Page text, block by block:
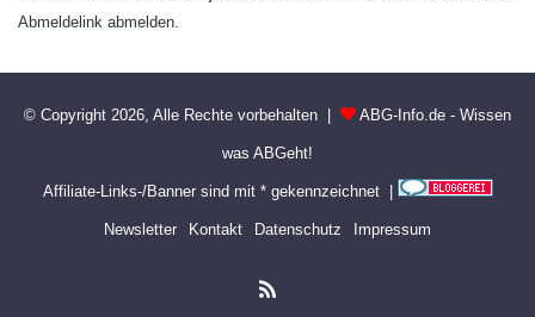
Abmeldelink abmelden.
© Copyright 2026, Alle Rechte vorbehalten | ABG-Info.de - Wissen
was ABGeht!
Affiliate-Links-/Banner sind mit * gekennzeichnet |
Newsletter Kontakt Datenschutz Impressum